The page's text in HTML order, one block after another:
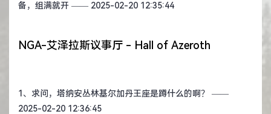
备，组满就开 —— 2025-02-20 12:35:44
NGA-艾泽拉斯议事厅 - Hall of Azeroth
1、 求问，塔纳安丛林基尔加丹王座是蹲什么的啊？
——
2025-02-20 12:36:45